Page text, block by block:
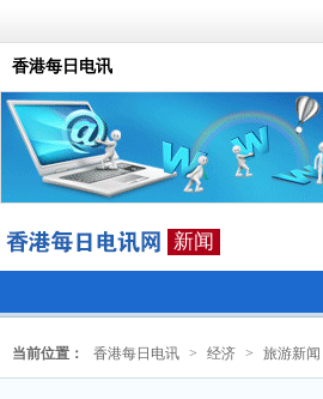
香港每日电讯
新闻
当前位置： 香港每日电讯 > 经济 > 旅游新闻